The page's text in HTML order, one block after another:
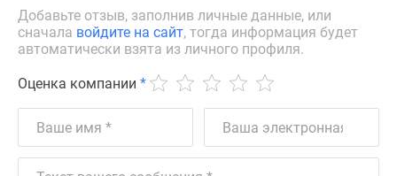
Добавьте отзыв, заполнив личные данные, или
сначала войдите на сайт, тогда информация будет
автоматически взята из личного профиля.
Оценка компании *